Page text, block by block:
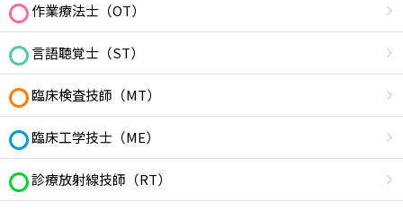
作業療法士（OT）
言語聴覚士（ST）
臨床検査技師（MT）
臨床工学技士（ME）
診療放射線技師（RT）